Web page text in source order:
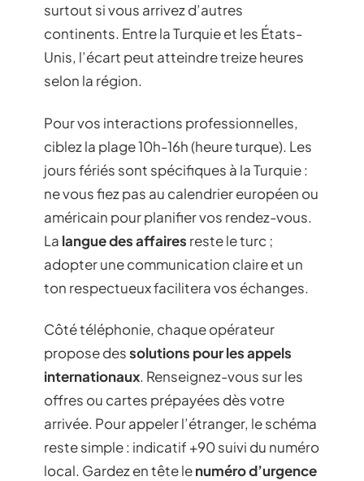
surtout si vous arrivez d’autres
continents. Entre la Turquie et les États-
Unis, l’écart peut atteindre treize heures
selon la région.
Pour vos interactions professionnelles,
ciblez la plage 10h-16h (heure turque). Les
jours fériés sont spécifiques à la Turquie :
ne vous fiez pas au calendrier européen ou
américain pour planifier vos rendez-vous.
La langue des affaires reste le turc ;
adopter une communication claire et un
ton respectueux facilitera vos échanges.
Côté téléphonie, chaque opérateur
propose dessolutions pour les appels
internationaux. Renseignez-vous sur les
offres ou cartes prépayées dès votre
arrivée. Pour appeler l’étranger, le schéma
reste simple : indicatif +90 suivi du numéro
local. Gardez en tête lenuméro d’urgence